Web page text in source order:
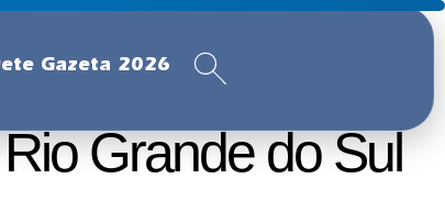
Gazeta 2026
Grande do Sul